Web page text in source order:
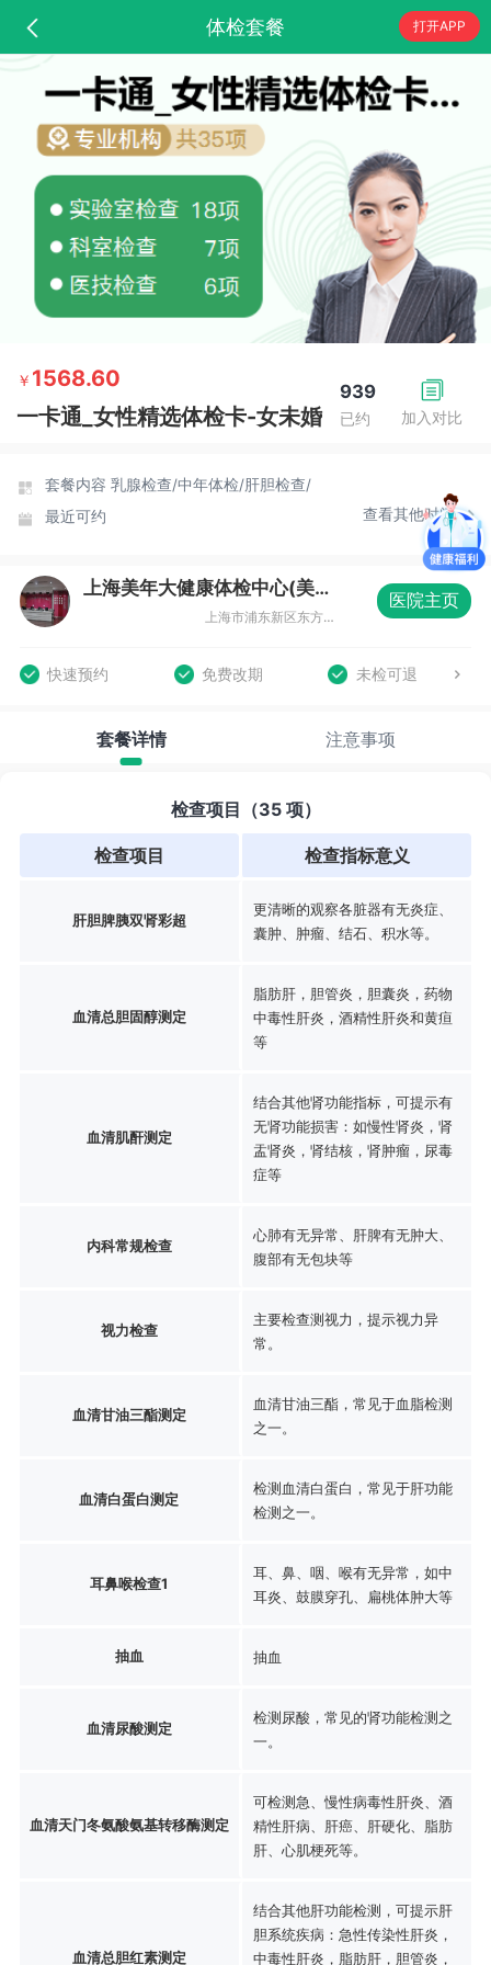
体检套餐 打开APP
加入对比
939
已约
￥ 1568.60
一卡通_女性精选体检卡-女未婚
套餐内容 乳腺检查/中年体检/肝胆检查/
最近可约
查看其他时间
上海美年大健康体检中心(美东分院)
上海市浦东新区东方路836号齐鲁大厦3楼整层
医院主页
快速预约 免费改期 未检可退
套餐详情 注意事项
检查项目（35 项）
检查项目 检查指标意义
肝胆脾胰双肾彩超
更清晰的观察各脏器有无炎症、
囊肿、肿瘤、结石、积水等。
血清总胆固醇测定
脂肪肝，胆管炎，胆囊炎，药物
中毒性肝炎，酒精性肝炎和黄疸
等
血清肌酐测定
结合其他肾功能指标，可提示有
无肾功能损害：如慢性肾炎，肾
盂肾炎，肾结核，肾肿瘤，尿毒
症等
内科常规检查
心肺有无异常、肝脾有无肿大、
腹部有无包块等
视力检查
主要检查测视力，提示视力异
常。
血清甘油三酯测定
血清甘油三酯，常见于血脂检测
之一。
血清白蛋白测定
检测血清白蛋白，常见于肝功能
检测之一。
耳鼻喉检查1
耳、鼻、咽、喉有无异常，如中
耳炎、鼓膜穿孔、扁桃体肿大等
抽血 抽血
血清尿酸测定
检测尿酸，常见的肾功能检测之
一。
血清天门冬氨酸氨基转移酶测定
可检测急、慢性病毒性肝炎、酒
精性肝病、肝癌、肝硬化、脂肪
肝、心肌梗死等。
血清总胆红素测定
结合其他肝功能检测，可提示肝
胆系统疾病：急性传染性肝炎，
中毒性肝炎，脂肪肝，胆管炎，